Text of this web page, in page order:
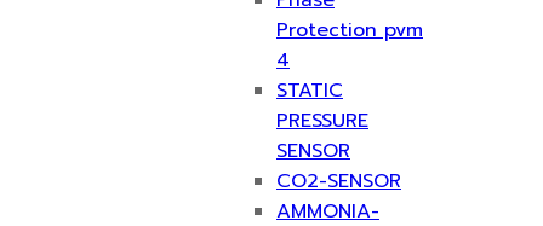
Protection pvm
4
STATIC
PRESSURE
SENSOR
CO2-SENSOR
AMMONIA-